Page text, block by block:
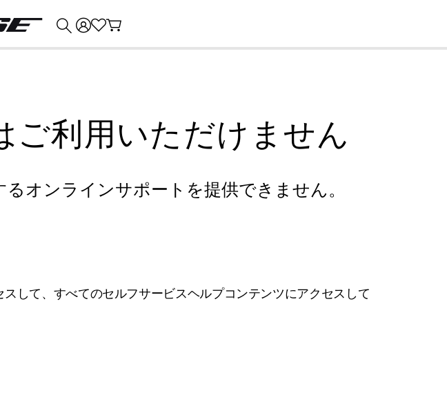
ご利用いただけません
オンラインサポートを提供できません。
して、すべてのセルフサービスヘルプコンテンツにアクセスして